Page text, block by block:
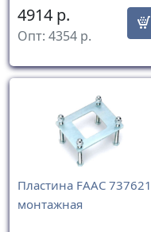
4914 р.
Опт: 4354 р.
Пластина FAAC 737621
монтажная